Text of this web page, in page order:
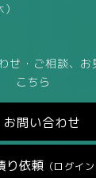
せ・ご相談、お
こちら
お問い合わせ
り依頼 （ログイン